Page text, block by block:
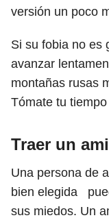
versión un poco
Si su fobia no es
avanzar
montañas rusas
Tómate tu
Traer un
Una persona de
bien elegida
sus miedos. Un